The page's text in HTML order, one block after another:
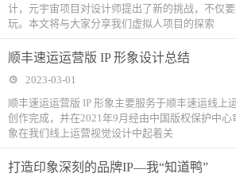
计，元宇宙项目对设计师提出了新的挑战，不仅
玩。本文将与大家分享我们虚拟人项目的探索
顺丰速运运营版 IP 形象设计总结
2023-03-01
顺丰速运运营版 IP 形象主要服务于顺丰速运线上
创作完成，并在2021年9月经由中国版权保护中心
象在我们线上运营视觉设计中起着关
打造印象深刻的品牌IP—我“知道鸭”